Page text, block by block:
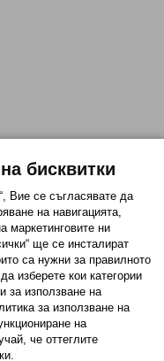
бисквитки
Вие се съгласявате да
на навигацията,
маркетинговите ни
ще се инсталират
са нужни за правилното
изберете кои категории
за използване на
за използване на
на
че оттеглите